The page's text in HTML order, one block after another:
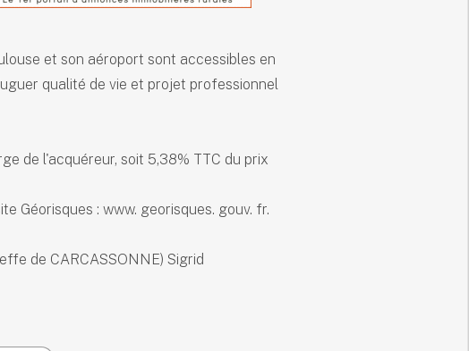
et son aéroport sont accessibles en
qualité de vie et projet professionnel
de l'acquéreur, soit 5,38% TTC du prix
Géorisques : www. georisques. gouv. fr.
de CARCASSONNE) Sigrid